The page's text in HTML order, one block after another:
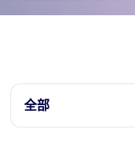
学院
校园生活
全部